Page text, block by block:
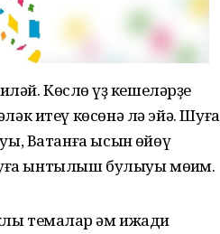
Көслө һүҙ кешеләрҙе
итеү көсөнә лә эйә. Шуға
Ватанға ысын һөйөү
ынтылыш булыуы мөһим.
темалар һәм ижади